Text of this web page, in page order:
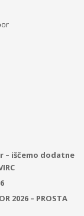
– iščemo dodatne
2026 – PROSTA